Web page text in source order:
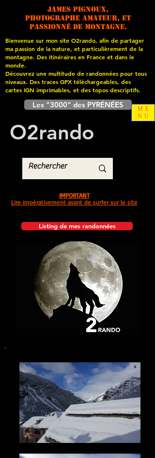
James PIGNOUX,
photographe amateur, et
passionné de montagne.
Bienvenue sur mon site O2rando, afin de partager
ma passion de la nature, et particulièrement de la
montagne. Des itinéraires en France et dans le
monde.
Découvrez une multitude de randonnées pour tous
niveaux. Des traces GPX téléchargeables, des
cartes IGN imprimables, et des topos descriptifs.
Les "3000" des PYRÉNÉES
O2rando
Listing de mes randonnées
IMPORTANT
Lire impérativement avant de surfer sur le site
ME
NU